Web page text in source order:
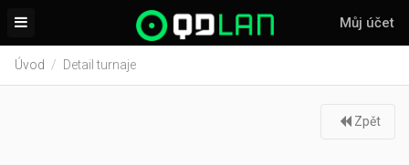
Můj účet
Úvod Detail turnaje
Zpět